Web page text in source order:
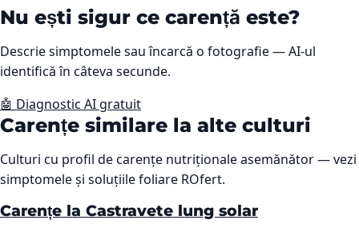
Nu ești sigur ce carență este?
Descrie simptomele sau încarcă o fotografie — AI-ul
identifică în câteva secunde.
🤖 Diagnostic AI gratuit
Carențe similare la alte culturi
Culturi cu profil de carențe nutriționale asemănător — vezi
simptomele și soluțiile foliare ROfert.
Carențe la Castravete lung solar